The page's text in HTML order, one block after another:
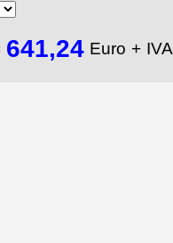
641,24Euro + IVA